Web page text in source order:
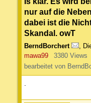
nur auf die
dabei ist die
Skandal. owT
BerndBorchert
mawa99
3380 Views
bearbeitet von